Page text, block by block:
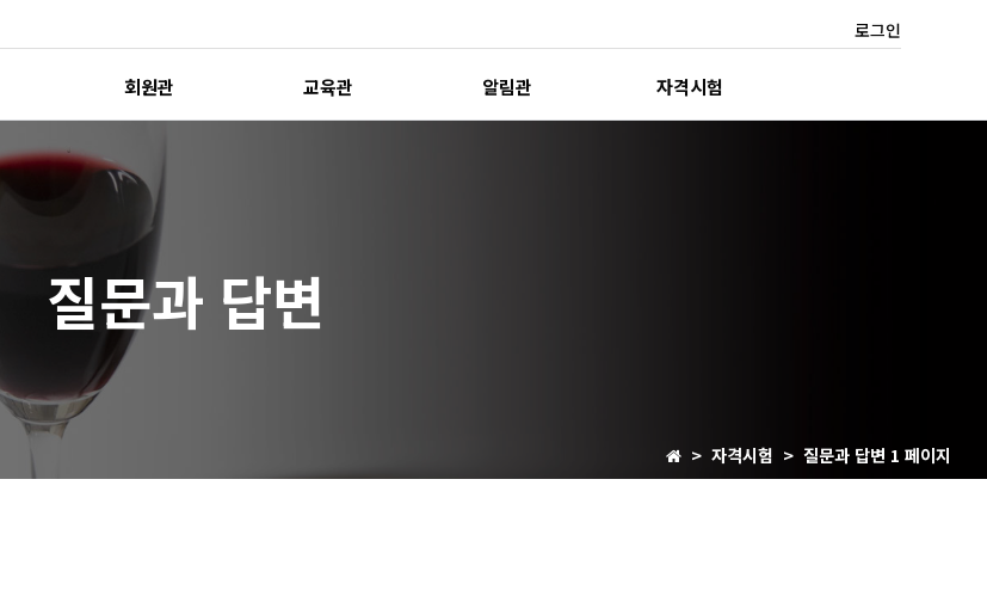
회원관 교육관 알림관 자격시험
로그인
질문과 답변
> 자격시험 > 질문과 답변 1 페이지